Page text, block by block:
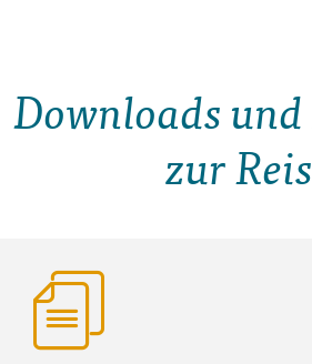
Downloads
zur